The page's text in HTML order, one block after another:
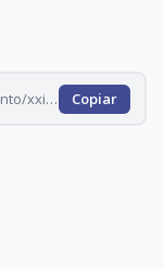
https://vivelacity.com/medellin/agenda/evento/xxiv-encuentro-de-poetas-mpybdltp-mpybf3ac Copiar